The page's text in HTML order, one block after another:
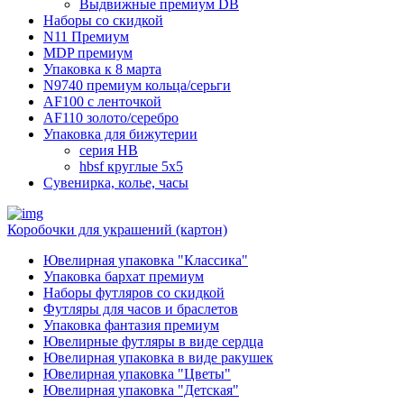
Выдвижные премиум DB
Наборы со скидкой
N11 Премиум
MDP премиум
Упаковка к 8 марта
N9740 премиум кольца/серьги
AF100 с ленточкой
AF110 золото/серебро
Упаковка для бижутерии
серия HB
hbsf круглые 5x5
Сувенирка, колье, часы
Коробочки для украшений (картон)
Ювелирная упаковка "Классика"
Упаковка бархат премиум
Наборы футляров со скидкой
Футляры для часов и браслетов
Упаковка фантазия премиум
Ювелирные футляры в виде сердца
Ювелирная упаковка в виде ракушек
Ювелирная упаковка "Цветы"
Ювелирная упаковка "Детская"